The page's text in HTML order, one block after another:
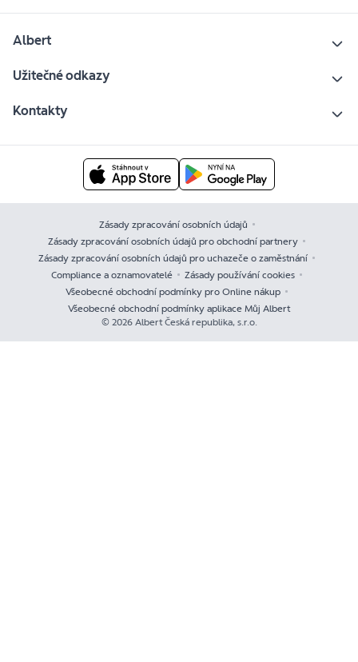
Albert
Užitečné odkazy
Kontakty
Zásady zpracování osobních údajů
Zásady zpracování osobních údajů pro obchodní partnery
Zásady zpracování osobních údajů pro uchazeče o zaměstnání
Compliance a oznamovatelé
Zásady používání cookies
Všeobecné obchodní podmínky pro Online nákup
Všeobecné obchodní podmínky aplikace Můj Albert
© 2026 Albert Česká republika, s.r.o.